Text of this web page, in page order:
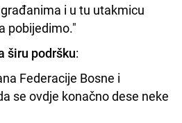
i u tu utakmicu
pobijedimo."
širu podršku:
Federacije Bosne i
se ovdje konačno dese neke